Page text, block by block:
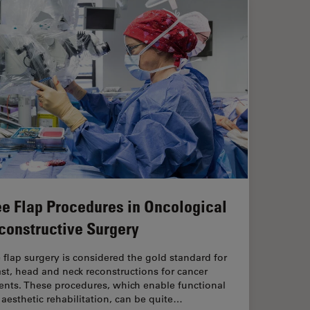
Flap Procedures in Oncological
Surgery
flap surgery is considered the gold standard for
head and neck reconstructions for cancer
These procedures, which enable functional
aesthetic rehabilitation, can be quite…